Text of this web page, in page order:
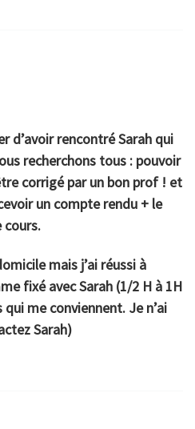
d’avoir rencontré Sarah qui
recherchons tous : pouvoir
corrigé par un bon prof ! et
un compte rendu + le
cours.
mais j’ai réussi à
fixé avec Sarah (1/2 H à 1H
me conviennent. Je n’ai
Sarah)